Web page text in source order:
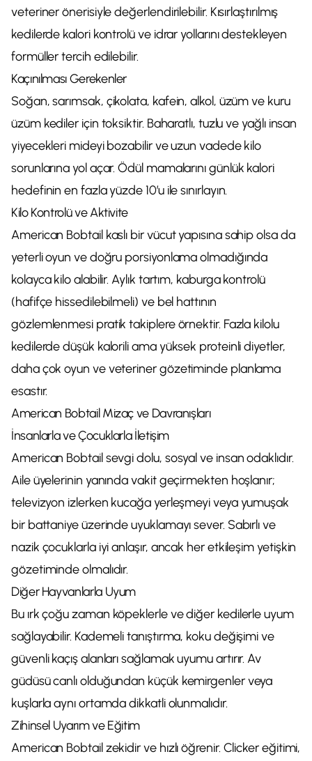
veteriner önerisiyle değerlendirilebilir. Kısırlaştırılmış
kedilerde kalori kontrolü ve idrar yollarını destekleyen
formüller tercih edilebilir.
Kaçınılması Gerekenler
Soğan, sarımsak, çikolata, kafein, alkol, üzüm ve kuru
üzüm kediler için toksiktir. Baharatlı, tuzlu ve yağlı insan
yiyecekleri mideyi bozabilir ve uzun vadede kilo
sorunlarına yol açar. Ödül mamalarını günlük kalori
hedefinin en fazla yüzde 10’u ile sınırlayın.
Kilo Kontrolü ve Aktivite
American Bobtail kaslı bir vücut yapısına sahip olsa da
yeterli oyun ve doğru porsiyonlama olmadığında
kolayca kilo alabilir. Aylık tartım, kaburga kontrolü
(hafifçe hissedilebilmeli) ve bel hattının
gözlemlenmesi pratik takiplere örnektir. Fazla kilolu
kedilerde düşük kalorili ama yüksek proteinli diyetler,
daha çok oyun ve veteriner gözetiminde planlama
esastır.
American Bobtail Mizaç ve Davranışları
İnsanlarla ve Çocuklarla İletişim
American Bobtail sevgi dolu, sosyal ve insan odaklıdır.
Aile üyelerinin yanında vakit geçirmekten hoşlanır;
televizyon izlerken kucağa yerleşmeyi veya yumuşak
bir battaniye üzerinde uyuklamayı sever. Sabırlı ve
nazik çocuklarla iyi anlaşır, ancak her etkileşim yetişkin
gözetiminde olmalıdır.
Diğer Hayvanlarla Uyum
Bu ırk çoğu zaman köpeklerle ve diğer kedilerle uyum
sağlayabilir. Kademeli tanıştırma, koku değişimi ve
güvenli kaçış alanları sağlamak uyumu artırır. Av
güdüsü canlı olduğundan küçük kemirgenler veya
kuşlarla aynı ortamda dikkatli olunmalıdır.
Zihinsel Uyarım ve Eğitim
American Bobtail zekidir ve hızlı öğrenir. Clicker eğitimi,